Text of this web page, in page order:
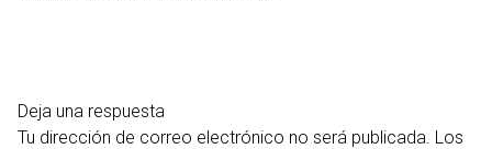
Deja una respuesta
Tu dirección de correo electrónico no será publicada. Los